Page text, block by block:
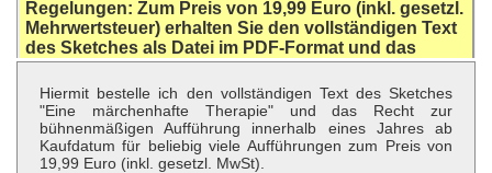
Regelungen: Zum Preis von 19,99 Euro (inkl. gesetzl.
Mehrwertsteuer) erhalten Sie den vollständigen Text
des Sketches als Datei im PDF-Format und das
Recht zur Aufführung innerhalb eines Jahres ab
Kaufdatum für beliebig viele Aufführungen.
Hiermit bestelle ich den vollständigen Text des Sketches
"Eine märchenhafte Therapie" und das Recht zur
bühnenmäßigen Aufführung innerhalb eines Jahres ab
Kaufdatum für beliebig viele Aufführungen zum Preis von
19,99 Euro (inkl. gesetzl. MwSt).